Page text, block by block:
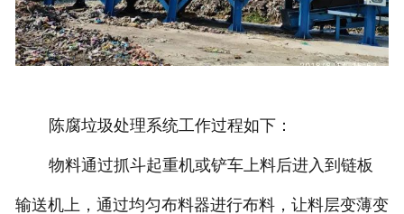
陈腐垃圾处理系统工作过程如下：
物料通过抓斗起重机或铲车上料后进入到链板
输送机上，通过均匀布料器进行布料，让料层变薄变